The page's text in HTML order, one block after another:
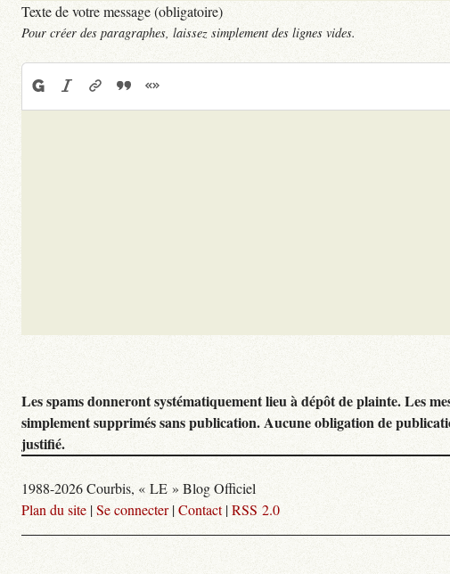
Texte de votre message (obligatoire)
Pour créer des paragraphes, laissez simplement des lignes vides.
Les spams donneront systématiquement lieu à dépôt de plainte. Les
simplement supprimés sans publication. Aucune obligation de
justifié.
1988-2026 Courbis, « LE » Blog Officiel
Plan du site |Se connecter|Contact|RSS 2.0